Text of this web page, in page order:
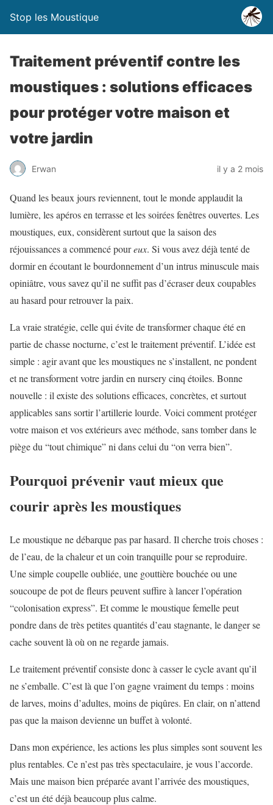
Stop les Moustique
Traitement préventif contre les
moustiques : solutions efficaces
pour protéger votre maison et
votre jardin
Erwan il y a 2 mois
Quand les beaux jours reviennent, tout le monde applaudit la
lumière, les apéros en terrasse et les soirées fenêtres ouvertes. Les
moustiques, eux, considèrent surtout que la saison des
réjouissances a commencé poureux. Si vous avez déjà tenté de
dormir en écoutant le bourdonnement d’un intrus minuscule mais
opiniâtre, vous savez qu’il ne suffit pas d’écraser deux coupables
au hasard pour retrouver la paix.
La vraie stratégie, celle qui évite de transformer chaque été en
partie de chasse nocturne, c’est le traitement préventif. L’idée est
simple : agir avant que les moustiques ne s’installent, ne pondent
et ne transforment votre jardin en nursery cinq étoiles. Bonne
nouvelle : il existe des solutions efficaces, concrètes, et surtout
applicables sans sortir l’artillerie lourde. Voici comment protéger
votre maison et vos extérieurs avec méthode, sans tomber dans le
piège du “tout chimique” ni dans celui du “on verra bien”.
Pourquoi prévenir vaut mieux que
courir après les moustiques
Le moustique ne débarque pas par hasard. Il cherche trois choses :
de l’eau, de la chaleur et un coin tranquille pour se reproduire.
Une simple coupelle oubliée, une gouttière bouchée ou une
soucoupe de pot de fleurs peuvent suffire à lancer l’opération
“colonisation express”. Et comme le moustique femelle peut
pondre dans de très petites quantités d’eau stagnante, le danger se
cache souvent là où on ne regarde jamais.
Le traitement préventif consiste donc à casser le cycle avant qu’il
ne s’emballe. C’est là que l’on gagne vraiment du temps : moins
de larves, moins d’adultes, moins de piqûres. En clair, on n’attend
pas que la maison devienne un buffet à volonté.
Dans mon expérience, les actions les plus simples sont souvent les
plus rentables. Ce n’est pas très spectaculaire, je vous l’accorde.
Mais une maison bien préparée avant l’arrivée des moustiques,
c’est un été déjà beaucoup plus calme.